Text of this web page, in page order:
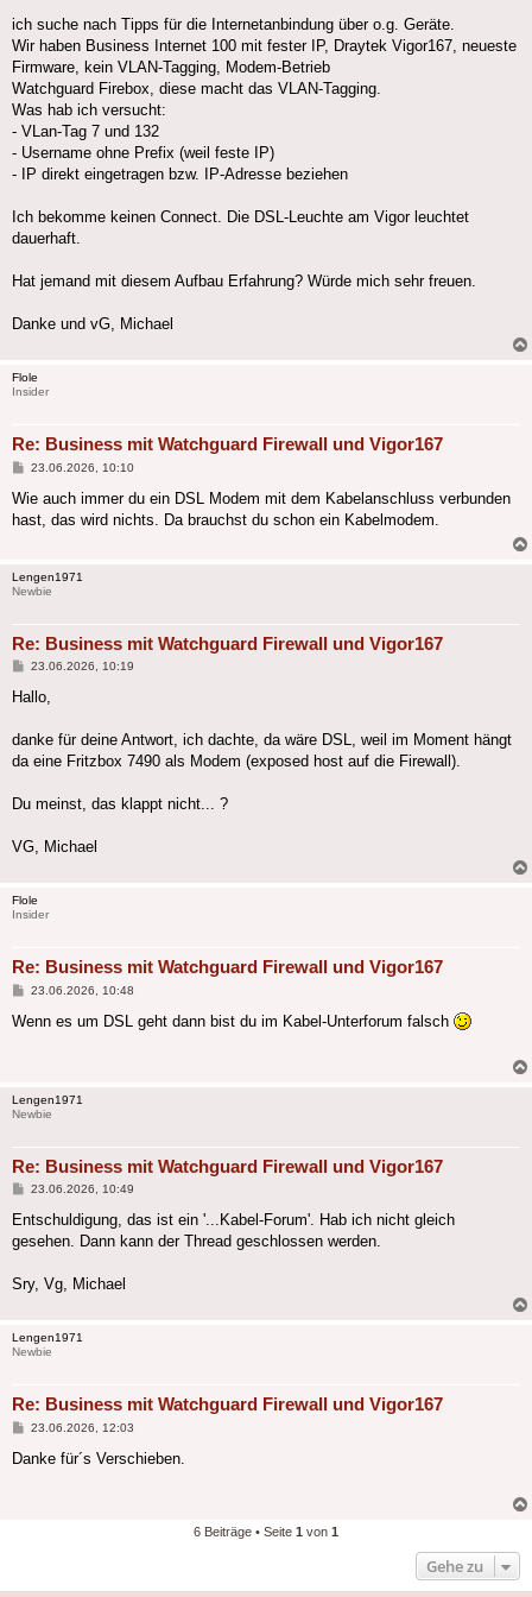
ich suche nach Tipps für die Internetanbindung über o.g. Geräte.
Wir haben Business Internet 100 mit fester IP, Draytek Vigor167, neueste
Firmware, kein VLAN-Tagging, Modem-Betrieb
Watchguard Firebox, diese macht das VLAN-Tagging.
Was hab ich versucht:
- VLan-Tag 7 und 132
- Username ohne Prefix (weil feste IP)
- IP direkt eingetragen bzw. IP-Adresse beziehen
Ich bekomme keinen Connect. Die DSL-Leuchte am Vigor leuchtet
dauerhaft.
Hat jemand mit diesem Aufbau Erfahrung? Würde mich sehr freuen.
Danke und vG, Michael
Flole
Insider
Re: Business mit Watchguard Firewall und Vigor167
Beitrag
23.06.2026, 10:10
Wie auch immer du ein DSL Modem mit dem Kabelanschluss verbunden
hast, das wird nichts. Da brauchst du schon ein Kabelmodem.
Lengen1971
Newbie
Re: Business mit Watchguard Firewall und Vigor167
Beitrag
23.06.2026, 10:19
Hallo,
danke für deine Antwort, ich dachte, da wäre DSL, weil im Moment hängt
da eine Fritzbox 7490 als Modem (exposed host auf die Firewall).
Du meinst, das klappt nicht... ?
VG, Michael
Flole
Insider
Re: Business mit Watchguard Firewall und Vigor167
Beitrag
23.06.2026, 10:48
Wenn es um DSL geht dann bist du im Kabel-Unterforum falsch
Lengen1971
Newbie
Re: Business mit Watchguard Firewall und Vigor167
Beitrag
23.06.2026, 10:49
Entschuldigung, das ist ein '...Kabel-Forum'. Hab ich nicht gleich
gesehen. Dann kann der Thread geschlossen werden.
Sry, Vg, Michael
Lengen1971
Newbie
Re: Business mit Watchguard Firewall und Vigor167
Beitrag
23.06.2026, 12:03
Danke für´s Verschieben.
6 Beiträge • Seite 1 von 1
Gehe zu